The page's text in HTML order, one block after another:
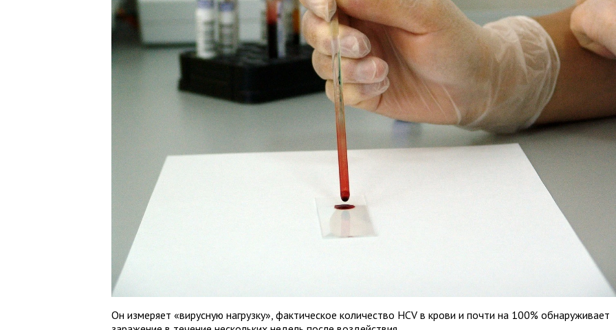
Он измеряет «вирусную нагрузку», фактическое количество HCV в крови и почти на 100% обнаруживает